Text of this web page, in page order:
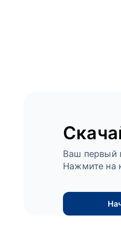
Ваш первый
Нажмите на